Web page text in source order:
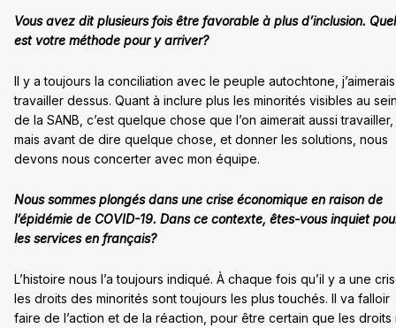
Vous avez dit plusieurs fois être favorable à plus d’inclusion.
est votre méthode pour y arriver?
Il y a toujours la conciliation avec le peuple autochtone, j’aimerais
travailler dessus. Quant à inclure plus les minorités visibles au
de la SANB, c’est quelque chose que l’on aimerait aussi travailler,
mais avant de dire quelque chose, et donner les solutions, nous
devons nous concerter avec mon équipe.
Nous sommes plongés dans une crise économique en raison de
l’épidémie de COVID-19. Dans ce contexte, êtes-vous inquiet
les services en français?
L’histoire nous l’a toujours indiqué. À chaque fois qu’il y a une
les droits des minorités sont toujours les plus touchés. Il va falloir
faire de l’action et de la réaction, pour être certain que les droits